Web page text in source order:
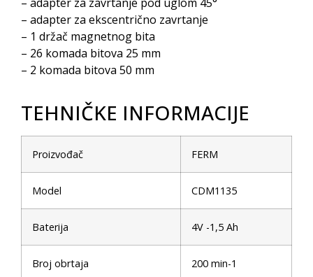
– adapter za zavrtanje pod uglom 45°
– adapter za ekscentrično zavrtanje
– 1 držač magnetnog bita
– 26 komada bitova 25 mm
– 2 komada bitova 50 mm
TEHNIČKE INFORMACIJE
Proizvođač FERM
Model CDM1135
Baterija 4V -1,5 Ah
Broj obrtaja 200 min-1